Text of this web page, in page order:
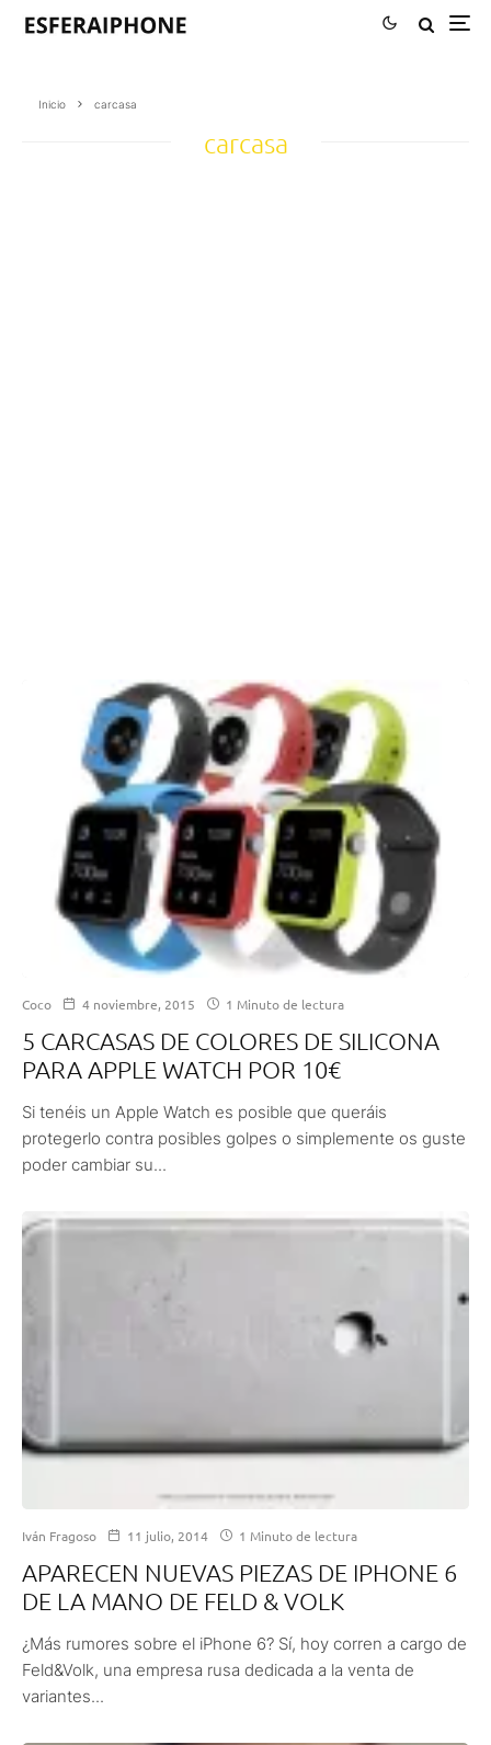
Inicio carcasa
carcasa
Coco 4 noviembre, 2015 1 Minuto de lectura
5 CARCASAS DE COLORES DE SILICONA
PARA APPLE WATCH POR 10€
Si tenéis un Apple Watch es posible que queráis
protegerlo contra posibles golpes o simplemente os guste
poder cambiar su...
Iván Fragoso 11 julio, 2014 1 Minuto de lectura
APARECEN NUEVAS PIEZAS DE IPHONE 6
DE LA MANO DE FELD & VOLK
¿Más rumores sobre el iPhone 6? Sí, hoy corren a cargo de
Feld&Volk, una empresa rusa dedicada a la venta de
variantes...